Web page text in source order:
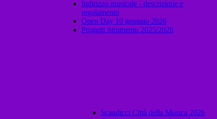
Indirizzo musicale - descrizione e
regolamento
Open Day 10 gennaio 2026
Progetti Strumento 2025/2026
Scandicci Città della Musica 2026